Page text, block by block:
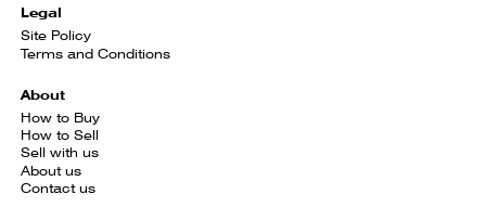
Legal
Site Policy
Terms and Conditions
About
How to Buy
How to Sell
Sell with us
About us
Contact us